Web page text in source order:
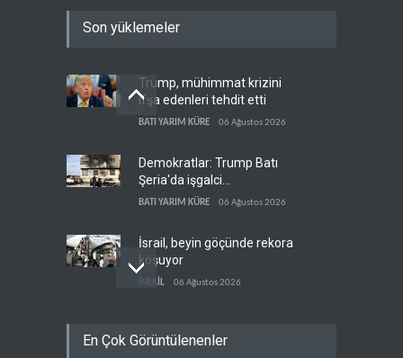
Son yüklemeler
Trump, mühimmat krizini
ifşa edenleri tehdit etti
BATI YARIM KÜRE 06 Ağustos 2026
Demokratlar: Trump Batı
Şeria'da işgalci
yerleşimcilere cezasızlık
BATI YARIM KÜRE 06 Ağustos 2026
İsrail, beyin göçünde rekora
koşuyor
İSRAİL 06 Ağustos 2026
Ukrayna'daki İHA
En Çok Görüntülenenler